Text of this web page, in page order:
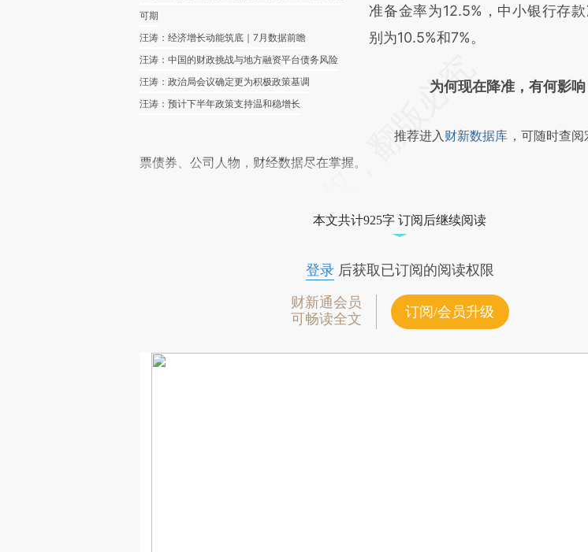
可期
汪涛：经济增长动能筑底｜7月数据前瞻
汪涛：中国的财政挑战与地方融资平台债务风险
汪涛：政治局会议确定更为积极政策基调
汪涛：预计下半年政策支持温和稳增长
准备金率为12.5%，中小银行存
别为10.5%和7%。
为何现在降准，有何影响
推荐进入财新数据库 ，可随时查
票债券、公司人物，财经数据尽在掌握。
本文共计925字 订阅后继续阅读
登录后获取已订阅的阅读权限
财新通会员
可畅读全文
订阅/会员升级